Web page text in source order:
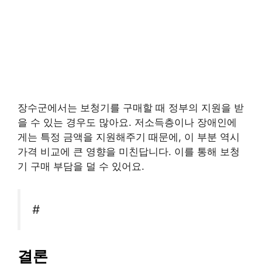
장수군에서는 보청기를 구매할 때 정부의 지원을 받
을 수 있는 경우도 많아요. 저소득층이나 장애인에
게는 특정 금액을 지원해주기 때문에, 이 부분 역시
가격 비교에 큰 영향을 미친답니다. 이를 통해 보청
기 구매 부담을 덜 수 있어요.
#
결론